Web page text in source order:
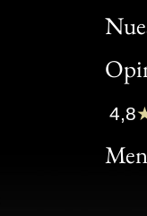
Bon
Clic
Bon
4,8